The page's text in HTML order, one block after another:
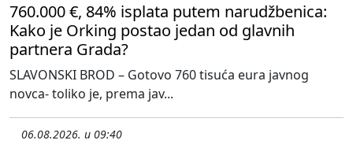
760.000 €, 84% isplata putem narudžbenica:
Kako je Orking postao jedan od glavnih
partnera Grada?
SLAVONSKI BROD – Gotovo 760 tisuća eura javnog
novca- toliko je, prema jav...
06.08.2026. u 09:40